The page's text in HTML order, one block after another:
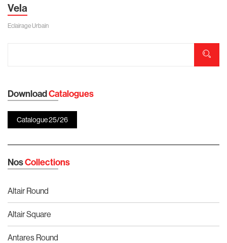
Vela
Eclairage Urbain
DownloadCatalogues
Catalogue 25/26
NosCollections
Altair Round
Altair Square
Antares Round